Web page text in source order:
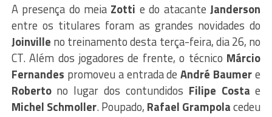
A presença do meia Zotti e do atacanteJanderson
entre os titulares foram as grandes novidades do
Joinville no treinamento desta terça-feira, dia 26, no
CT. Além dos jogadores de frente, o técnico Márcio
Fernandes promoveu a entrada deAndré Baumere
Robertono lugar dos contundidos Filipe Costa e
Michel Schmoller. Poupado, Rafael Grampolacedeu